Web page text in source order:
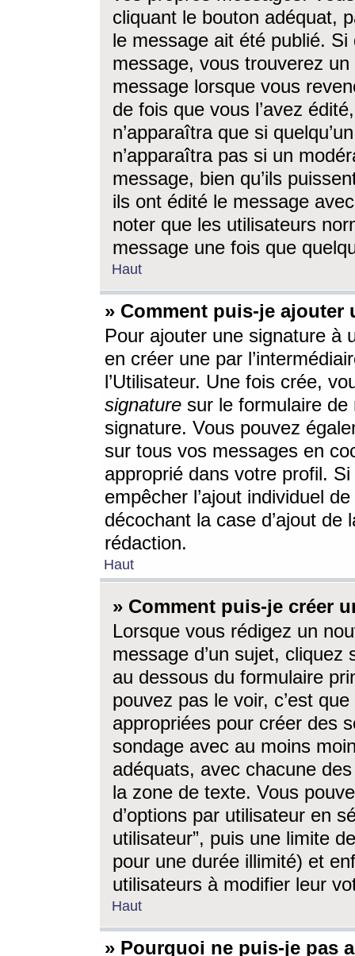
cliquant le bouton adéquat,
le message ait été publié. Si
message, vous trouverez
message lorsque vous
de fois que vous l’avez
n’apparaîtra que si
n’apparaîtra pas si un
message, bien qu’ils
ils ont édité le message
noter que les utilisateurs
message une fois que
Haut
» Comment puis-je ajouter
Pour ajouter une signature à
en créer une par
l’Utilisateur. Une fois crée,
signature sur le formulaire de
signature. Vous pouvez
sur tous vos messages en
approprié dans votre profil.
empêcher l’ajout individuel
décochant la case d’ajout
rédaction.
Haut
» Comment puis-je créer
Lorsque vous rédigez un
message d’un sujet, cliquez
au dessous du formulaire
pouvez pas le voir, c’est
appropriées pour créer des
sondage avec au moins
adéquats, avec chacune
la zone de texte. Vous
d’options par utilisateur en
utilisateur”, puis une limite
pour une durée illimité) et
utilisateurs à modifier leur
Haut
» Pourquoi ne puis-je pas